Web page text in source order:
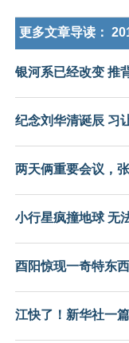
更多文章导读：
银河系已经改变 推
纪念刘华清诞辰 习
两天俩重要会议，
小行星疯撞地球 无
酉阳惊现一奇特东
江快了！新华社一